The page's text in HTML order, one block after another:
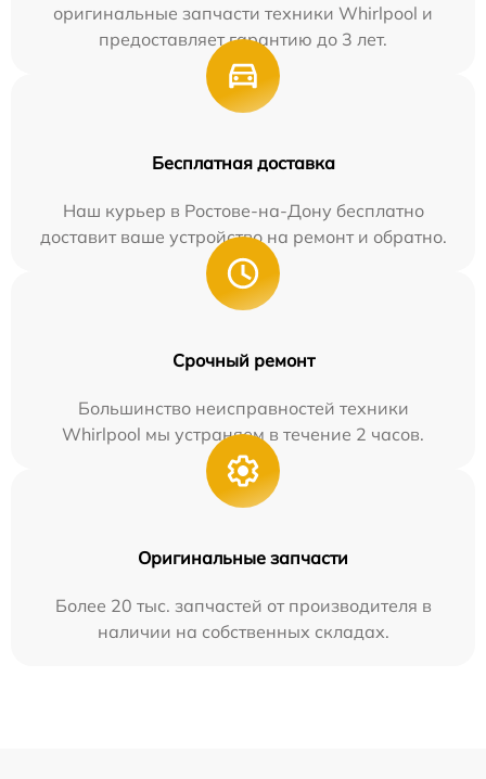
оригинальные запчасти техники Whirlpool и
предоставляет гарантию до 3 лет.
Бесплатная доставка
Наш курьер в Ростове-на-Дону бесплатно
доставит ваше устройство на ремонт и обратно.
Срочный ремонт
Большинство неисправностей техники
Whirlpool мы устраняем в течение 2 часов.
Оригинальные запчасти
Более 20 тыс. запчастей от производителя в
наличии на собственных складах.